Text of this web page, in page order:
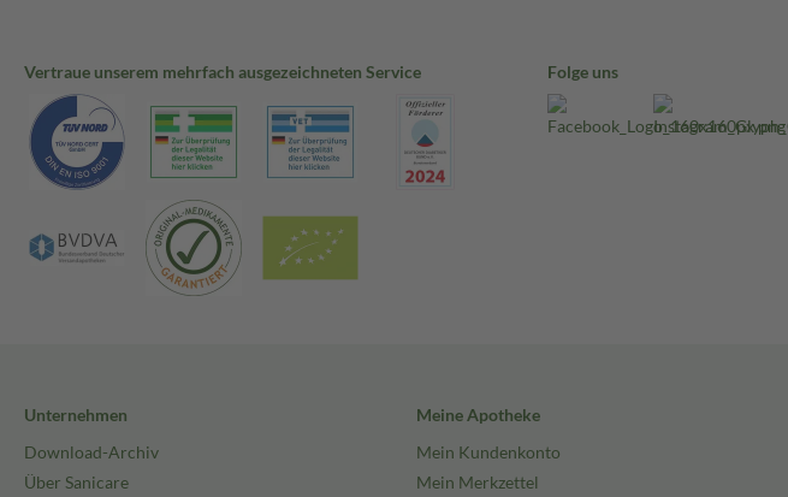
Vertraue unserem mehrfach ausgezeichneten Service Folge uns
Unternehmen
Download-Archiv
Über Sanicare
Meine Apotheke
Mein Kundenkonto
Mein Merkzettel